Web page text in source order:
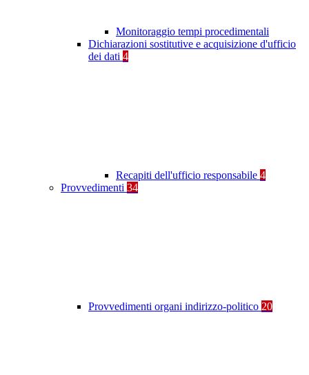
Monitoraggio tempi procedimentali
Dichiarazioni sostitutive e acquisizione d'ufficio
dei dati 4
Recapiti dell'ufficio responsabile 4
Provvedimenti 34
Provvedimenti organi indirizzo-politico 20